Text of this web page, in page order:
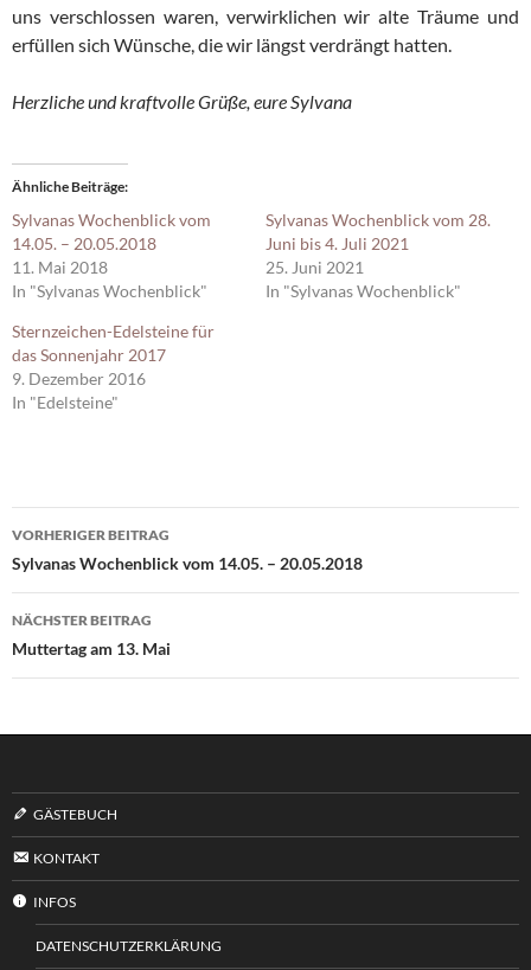
uns verschlossen waren, verwirklichen wir alte Träume und
erfüllen sich Wünsche, die wir längst verdrängt hatten.
Herzliche und kraftvolle Grüße, eure Sylvana
Ähnliche Beiträge
Sylvanas Wochenblick vom
14.05. – 20.05.2018
11. Mai 2018
In "Sylvanas Wochenblick"
Sylvanas Wochenblick vom 28.
Juni bis 4. Juli 2021
25. Juni 2021
In "Sylvanas Wochenblick"
Sternzeichen-Edelsteine für
das Sonnenjahr 2017
9. Dezember 2016
In "Edelsteine"
Beitragsnavigation
VORHERIGER BEITRAG
Sylvanas Wochenblick vom 14.05. – 20.05.2018
NÄCHSTER BEITRAG
Muttertag am 13. Mai
GÄSTEBUCH
KONTAKT
INFOS
DATENSCHUTZERKLÄRUNG